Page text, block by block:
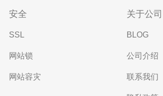
安全
SSL
网站锁
网站容灾
关于公司
BLOG
公司介绍
联系我们